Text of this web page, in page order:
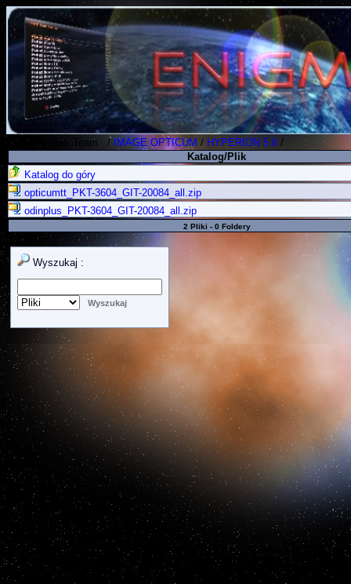
Polish Koders Team /IMAGE OPTICUM / HYPERION 5.6 /
Katalog/Plik
Katalog do góry
opticumtt_PKT-3604_GIT-20084_all.zip
odinplus_PKT-3604_GIT-20084_all.zip
2 Pliki - 0 Foldery
Wyszukaj :